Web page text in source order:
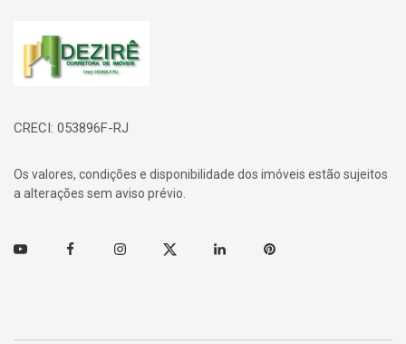
Página inicial
CRECI: 053896F-RJ
Os valores, condições e disponibilidade dos imóveis estão sujeitos
a alterações sem aviso prévio.
Youtube FacebookInstagramTwitter Linkedin Pinterest